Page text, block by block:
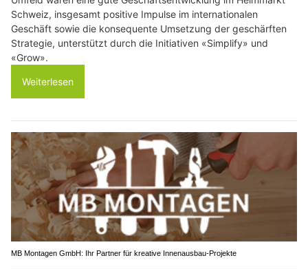
Schweiz, insgesamt positive Impulse im internationalen
Geschäft sowie die konsequente Umsetzung der geschärften
Strategie, unterstützt durch die Initiativen «Simplify» und
«Grow».
Weiterlesen
MB Montagen GmbH: Ihr Partner für kreative Innenausbau-Projekte